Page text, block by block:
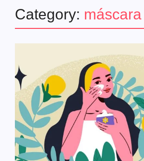
Category: